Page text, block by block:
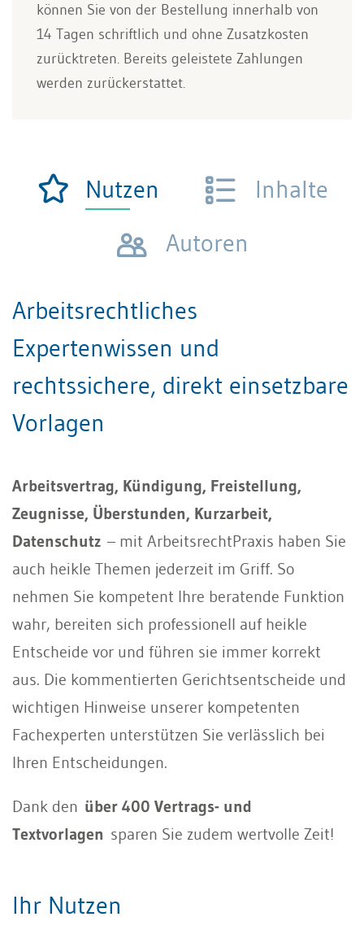
können Sie von der Bestellung innerhalb von
14 Tagen schriftlich und ohne Zusatzkosten
zurücktreten. Bereits geleistete Zahlungen
werden zurückerstattet.
Nutzen
Inhalte
Autoren
Arbeitsrechtliches
Expertenwissen und
rechtssichere, direkt einsetzbare
Vorlagen
Arbeitsvertrag, Kündigung, Freistellung,
Zeugnisse, Überstunden, Kurzarbeit,
Datenschutz – mit ArbeitsrechtPraxis haben Sie
auch heikle Themen jederzeit im Griff. So
nehmen Sie kompetent Ihre beratende Funktion
wahr, bereiten sich professionell auf heikle
Entscheide vor und führen sie immer korrekt
aus. Die kommentierten Gerichtsentscheide und
wichtigen Hinweise unserer kompetenten
Fachexperten unterstützen Sie verlässlich bei
Ihren Entscheidungen.
Dank den über 400 Vertrags- und
Textvorlagen sparen Sie zudem wertvolle Zeit!
Ihr Nutzen